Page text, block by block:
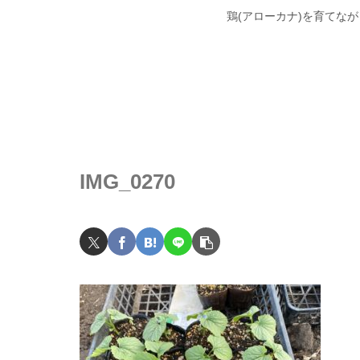
鶏(アローカナ)を育てな
IMG_0270